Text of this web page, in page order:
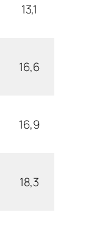
13,1
16,6
16,9
18,3